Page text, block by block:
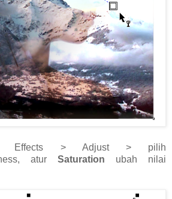
Effects > Adjust > pilih
atur Saturation ubah nilai